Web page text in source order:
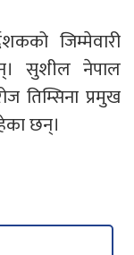
जिम्मेवारी
सुशील नेपाल
तिम्सिना प्रमुख
छन्।